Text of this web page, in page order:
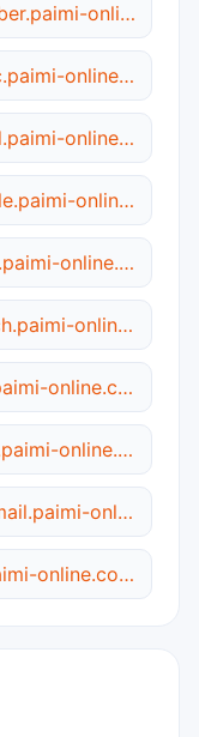
member.paimi-online.com.cn
static.paimi-online.com.cn
cloud.paimi-online.com.cn
mobile.paimi-online.com.cn
www.paimi-online.com.cn
search.paimi-online.com.cn
cdn.paimi-online.com.cn
docs.paimi-online.com.cn
webmail.paimi-online.com.cn
h5.paimi-online.com.cn